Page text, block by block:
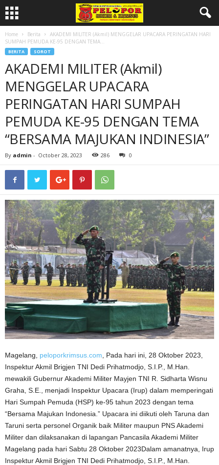
Home Berita
AKADEMI MILITER (Akmil) MENGGELAR UPACARA PERINGATAN HARI
SUMPAH PEMUDA KE-95 DENGAN TEMA...
BERITA SOROT
AKADEMI MILITER (Akmil)
MENGGELAR UPACARA
PERINGATAN HARI SUMPAH
PEMUDA KE-95 DENGAN TEMA
“BERSAMA MAJUKAN INDINESIA”
By admin - October 28, 2023 286 0
Magelang, peloporkrimsus.com , Pada hari ini, 28 Oktober 2023,
Inspektur Akmil Brigjen TNI Dedi Prihatmodjo, S.I.P., M.Han.
mewakili Gubernur Akademi Militer Mayjen TNI R. Sidharta Wisnu
Graha, S.E., menjadi Inspektur Upacara (Irup) dalam memperingati
Hari Sumpah Pemuda (HSP) ke-95 tahun 2023 dengan tema
“Bersama Majukan Indonesia.” Upacara ini diikuti oleh Taruna dan
Taruni serta personel Organik baik Militer maupun PNS Akademi
Militer dan dilaksanakan di lapangan Pancasila Akademi Militer
Magelang pada hari Sabtu 28 Oktober 2023Dalam amanatnya, Irup
Inspektur Akmil Brigjen TNI Dedi Prihatmodjo, S.I.P., M.Han.